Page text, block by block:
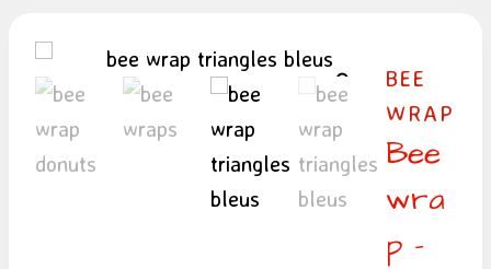
BEE
WRAP
Bee
wra
p –